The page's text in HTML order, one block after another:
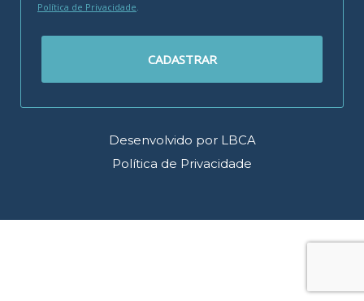
Política de Privacidade.
CADASTRAR
Desenvolvido por LBCA
Política de Privacidade